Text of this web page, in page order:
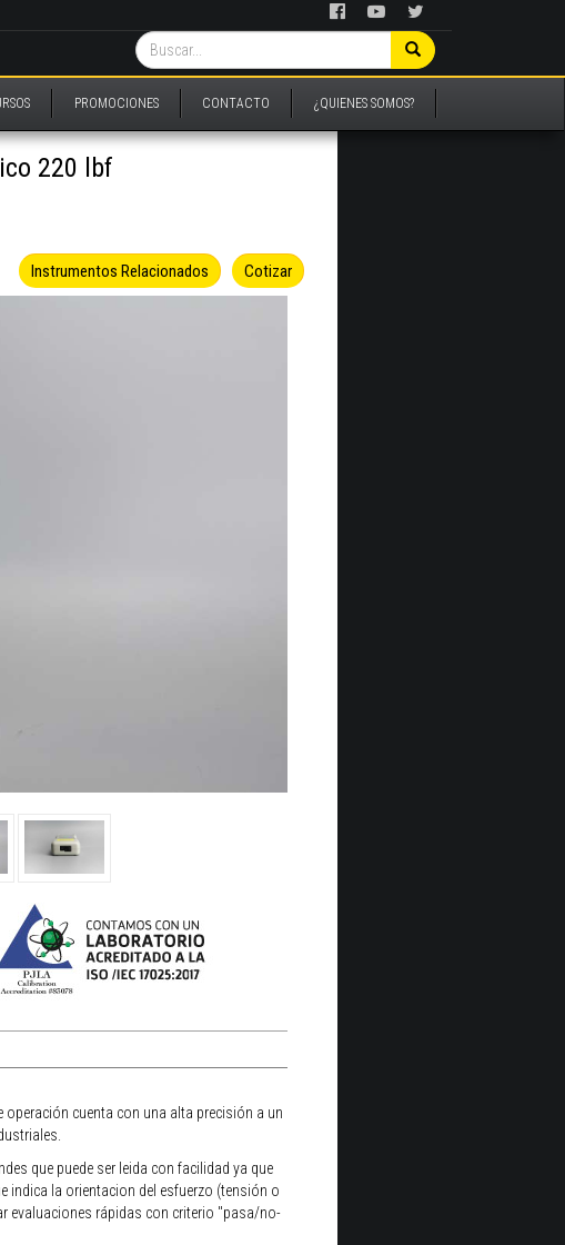
PROMOCIONES CONTACTO ¿QUIENES SOMOS?
220 lbf
Cotizar
Instrumentos Relacionados
cuenta con una alta precisión a un
que puede ser leida con facilidad ya que
indica la orientacion del esfuerzo (tensión o
evaluaciones rápidas con criterio "pasa/no-